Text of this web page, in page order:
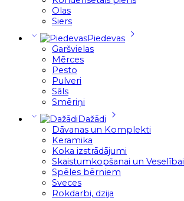
Olas
Siers
Piedevas
Garšvielas
Mērces
Pesto
Pulveri
Sāls
Smēriņi
Dažādi
Dāvanas un Komplekti
Keramika
Koka izstrādājumi
Skaistumkopšanai un Veselībai
Spēles bērniem
Sveces
Rokdarbi, dzija